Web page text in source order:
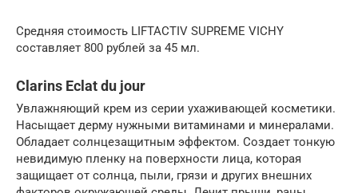
Средняя стоимость LIFTACTIV SUPREME VICHY
составляет 800 рублей за 45 мл.
Clarins Eclat du jour
Увлажняющий крем из серии ухаживающей косметики.
Насыщает дерму нужными витаминами и минералами.
Обладает солнцезащитным эффектом. Создает тонкую
невидимую пленку на поверхности лица, которая
защищает от солнца, пыли, грязи и других внешних